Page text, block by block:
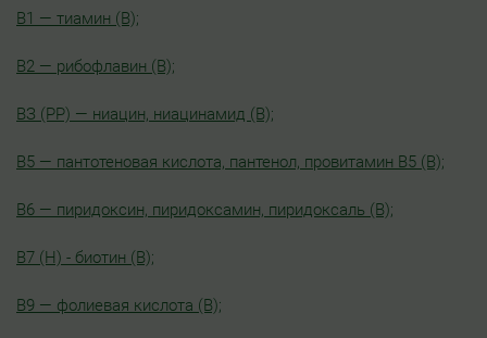
В1 — тиамин (В);
В2 — рибофлавин (В);
ВЗ (РР) — ниацин, ниацинамид (В);
В5 — пантотеновая кислота, пантенол, провитамин В5 (В);
В6 — пиридоксин, пиридоксамин, пиридоксаль (В);
В7 (Н) - биотин (В);
В9 — фолиевая кислота (В);